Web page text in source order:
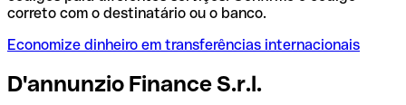
correto com o destinatário ou o banco.
Economize dinheiro em transferências internacionais
D'annunzio Finance S.r.l.